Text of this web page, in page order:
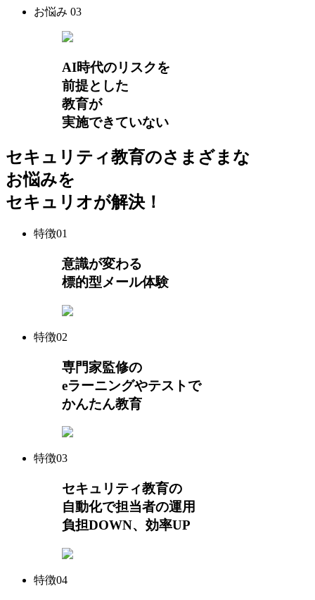
お悩み 03
AI時代のリスクを
前提とした
教育が
実施できていない
セキュリティ教育のさまざまな
お悩みを
セキュリオが解決！
特徴01
意識が変わる
標的型メール体験
特徴02
専門家監修の
eラーニングやテストで
かんたん教育
特徴03
セキュリティ教育の
自動化で担当者の運用
負担DOWN、効率UP
特徴04